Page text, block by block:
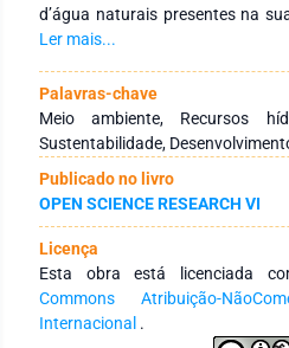
d’água naturais presentes na
morfologia plana e
associada presença do leito do
cidade é um autêntico “berço”
lagoas, ao passo que várias
da cidade outrora, mas que
desaparecendo ou tendo seus
dar espaço a construções
trabalho apresenta uma análise
Bastiana, principal lagoa
Metodologicamente, a
relacionadas de gabinete
documentais, bibliográficos,
Ler mais...
Palavras-chave
Meio ambiente, Recursos
Sustentabilidade,
Publicado no livro
OPEN SCIENCE RESEARCH VI
Licença
Esta obra está licenciada
Commons Atribuição-
Internacional .